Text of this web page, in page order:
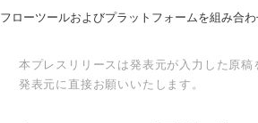
フローツールおよびプラットフォームを組み合
本プレスリリースは発表元が入力した原
発表元に直接お願いいたします。